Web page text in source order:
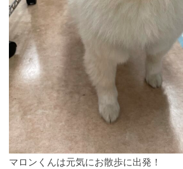
マロンくんは元気にお散歩に出発！